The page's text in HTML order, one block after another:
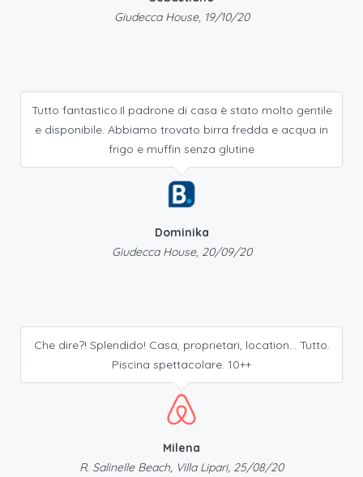
Giudecca House, 19/10/20
Tutto fantastico.Il padrone di casa è stato molto gentile
e disponibile. Abbiamo trovato birra fredda e acqua in
frigo e muffin senza glutine
Dominika
Giudecca House, 20/09/20
Che dire?! Splendido! Casa, proprietari, location... Tutto.
Piscina spettacolare. 10++
Milena
R. Salinelle Beach, Villa Lipari, 25/08/20